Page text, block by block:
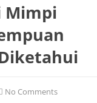
Mimpi
No Comments